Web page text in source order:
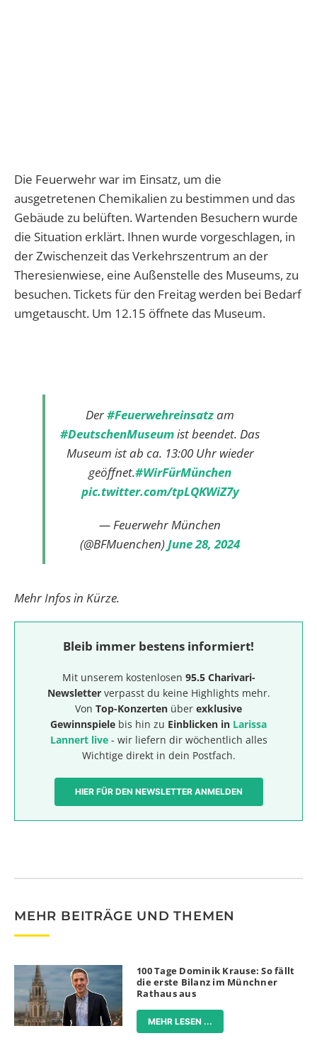
Die Feuerwehr war im Einsatz, um die
ausgetretenen Chemikalien zu bestimmen und das
Gebäude zu belüften. Wartenden Besuchern wurde
die Situation erklärt. Ihnen wurde vorgeschlagen, in
der Zwischenzeit das Verkehrszentrum an der
Theresienwiese, eine Außenstelle des Museums, zu
besuchen. Tickets für den Freitag werden bei Bedarf
umgetauscht. Um 12.15 öffnete das Museum.
Der#Feuerwehreinsatzam
#DeutschenMuseumist beendet. Das
Museum ist ab ca. 13:00 Uhr wieder
geöffnet.#WirFürMünchen
pic.twitter.com/tpLQKWiZ7y
— Feuerwehr München
(@BFMuenchen)June 28, 2024
Mehr Infos in Kürze.
Bleib immer bestens informiert!
Mit unserem kostenlosen 95.5 Charivari-
Newsletterverpasst du keine Highlights mehr.
Von Top-Konzerten über exklusive
Gewinnspiele bis hin zu Einblicken in Larissa
Lannert live- wir liefern dir wöchentlich alles
Wichtige direkt in dein Postfach.
HIER FÜR DEN NEWSLETTER ANMELDEN
MEHR BEITRÄGE UND THEMEN
100 Tage Dominik Krause: So fällt
die erste Bilanz im Münchner
Rathaus aus
MEHR LESEN ...